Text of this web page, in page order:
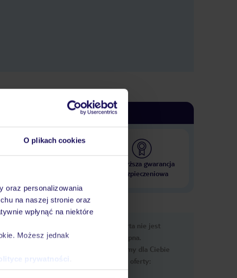
O plikach cookies
oraz personalizowania
na naszej stronie oraz
wpłynąć na niektóre
Możesz jednak
prywatności
Najwyższa gwarancja
ubezpieczeniowa
Ups, ta oferta nie jest
dostępna.
Przygotowaliśmy dla Ciebie
podobne oferty: